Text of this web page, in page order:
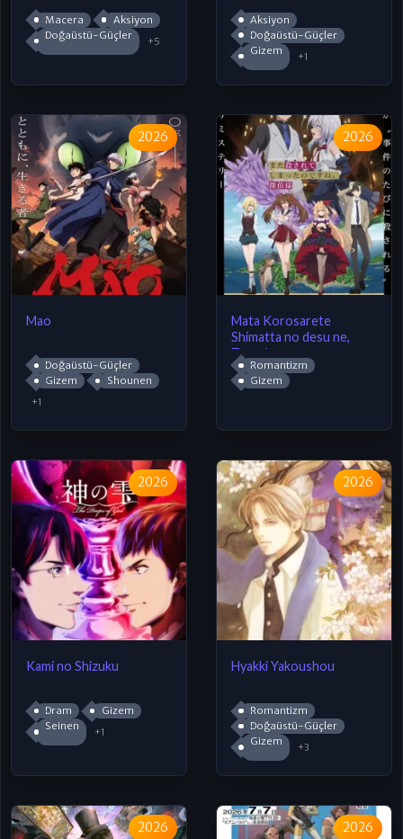
Macera
Aksiyon
Doğaüstü-Güçler
+5
Aksiyon
Doğaüstü-Güçler
Gizem
+1
2026
Mao
Doğaüstü-Güçler
Gizem
Shounen
+1
2026
Mata Korosarete
Shimatta no desu ne,
Tantei-sama
Romantizm
Gizem
2026
Kami no Shizuku
Dram
Gizem
Seinen
+1
2026
Hyakki Yakoushou
Romantizm
Doğaüstü-Güçler
Gizem
+3
2026 2026